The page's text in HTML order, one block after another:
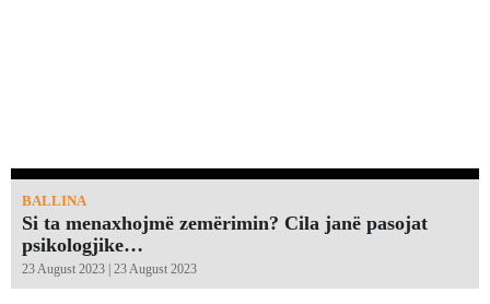
BALLINA
Si ta menaxhojmë zemërimin? Cila janë pasojat
psikologjike…
23 August 2023 | 23 August 2023